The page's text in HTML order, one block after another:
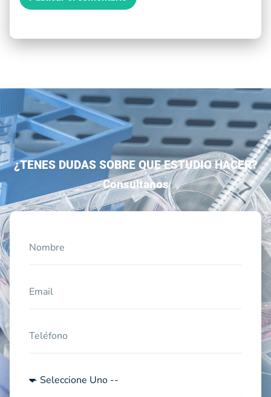
¿TENES DUDAS SOBRE QUE ESTUDIO HACER?
Consultanos